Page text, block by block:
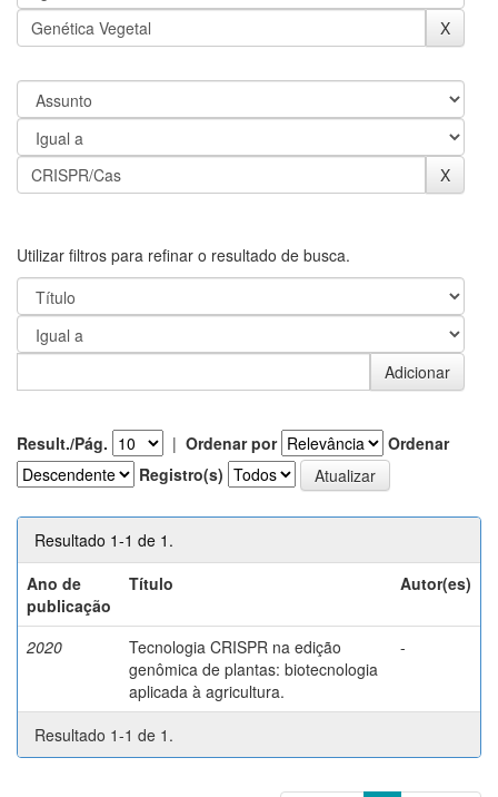
Utilizar filtros para refinar o resultado de busca.
Result./Pág. | Ordenar por
Ordenar
Registro(s)
Resultado 1-1 de 1.
Ano de
publicação
Título Autor(es)
2020
Tecnologia CRISPR na edição
genômica de plantas: biotecnologia
aplicada à agricultura.
-
Resultado 1-1 de 1.